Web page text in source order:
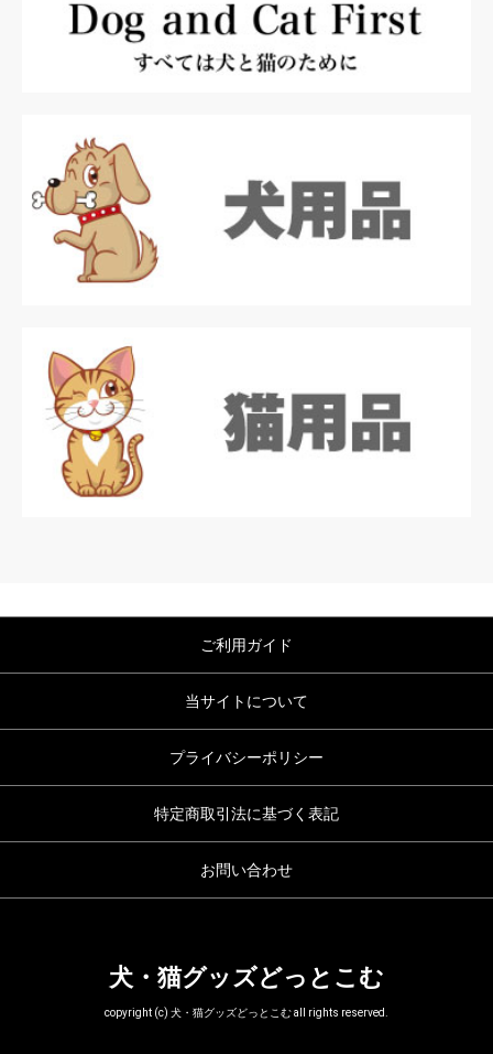
ご利用ガイド
当サイトについて
プライバシーポリシー
特定商取引法に基づく表記
お問い合わせ
犬・猫グッズどっとこむ
copyright (c) 犬・猫グッズどっとこむ all rights reserved.